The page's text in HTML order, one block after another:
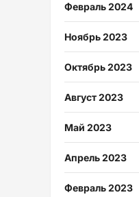
Февраль 2024
Ноябрь 2023
Октябрь 2023
Август 2023
Май 2023
Апрель 2023
Февраль 2023